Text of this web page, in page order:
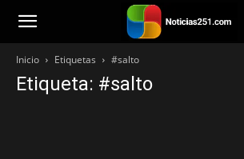
Noticias251
Inicio Etiquetas #salto
Etiqueta: #salto